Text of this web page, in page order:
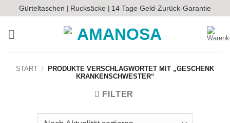
Inhalt
springen
Gürteltaschen | Rucksäcke | 14 Tage Geld-Zurück-Garantie
START /
PRODUKTE VERSCHLAGWORTET MIT „GESCHENK
KRANKENSCHWESTER“
FILTER